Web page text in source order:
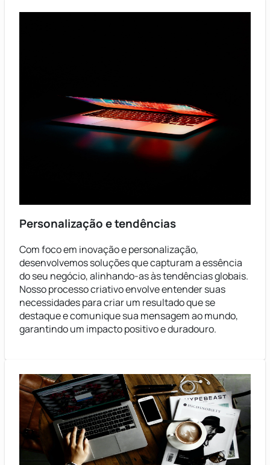
Personalização e tendências
Com foco em inovação e personalização,
desenvolvemos soluções que capturam a essência
do seu negócio, alinhando-as às tendências globais.
Nosso processo criativo envolve entender suas
necessidades para criar um resultado que se
destaque e comunique sua mensagem ao mundo,
garantindo um impacto positivo e duradouro.